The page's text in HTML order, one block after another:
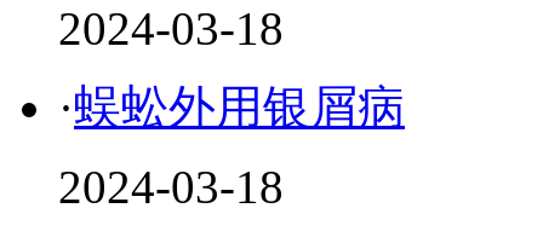
2024-03-18
·蜈蚣外用银屑病
2024-03-18